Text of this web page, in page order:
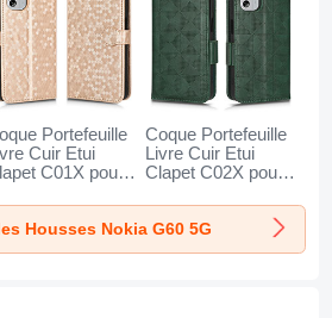
Portefeuille
Cuir Etui
C01X pour
Coque Portefeuille
Livre Cuir Etui
Clapet C02X pour
Housses Nokia G60 5G